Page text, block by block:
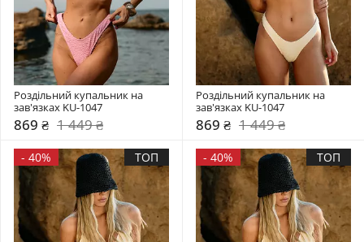
Роздільний купальник на
зав'язках KU-1047
869 ₴ 1 449 ₴
Роздільний купальник на
зав'язках KU-1047
869 ₴ 1 449 ₴
- 40% ТОП - 40% ТОП